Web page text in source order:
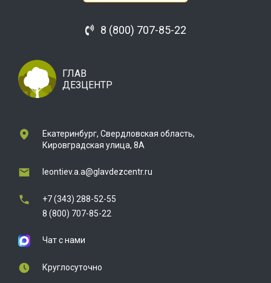
8 (800) 707-85-22
ГЛАВ
ДЕЗЦЕНТР
Екатеринбург, Свердловская область,
Кировградская улица, 8А
leontiev.a.a@glavdezcentr.ru
+7 (343) 288-52-55
8 (800) 707-85-22
Чат с нами
Круглосуточно